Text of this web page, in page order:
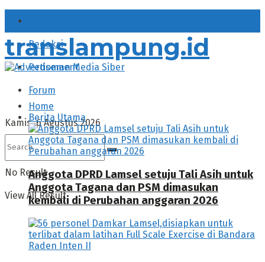
Redaksi
Pedoman Media Siber
Forum
Kamis, 6 Agustus 2026
No Result
View All Result
translampung.id
Home
Berita Utama
Anggota DPRD Lamsel setuju Tali Asih untuk
Anggota Tagana dan PSM dimasukan
kembali di Perubahan anggaran 2026